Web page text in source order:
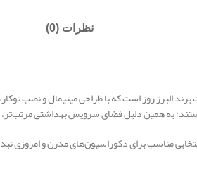
نظرات (0)
برند البرز روز است که با طراحی مینیمال و نصب
به همین دلیل فضای سرویس بهداشتی
مناسب برای دکوراسیون‌های مدرن و امروزی